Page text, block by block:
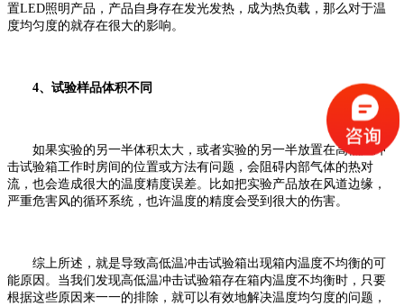
置LED照明产品，产品自身存在发光发热，成为热负载，那么对于温
度均匀度的就存在很大的影响。
4、试验样品体积不同
如果实验的另一半体积太大，或者实验的另一半放置在高低温冲
击试验箱工作时房间的位置或方法有问题，会阻碍内部气体的热对
流，也会造成很大的温度精度误差。比如把实验产品放在风道边缘，
严重危害风的循环系统，也许温度的精度会受到很大的伤害。
综上所述，就是导致高低温冲击试验箱出现箱内温度不均衡的可
能原因。当我们发现高低温冲击试验箱存在箱内温度不均衡时，只要
根据这些原因来一一的排除，就可以有效地解决温度均匀度的问题，